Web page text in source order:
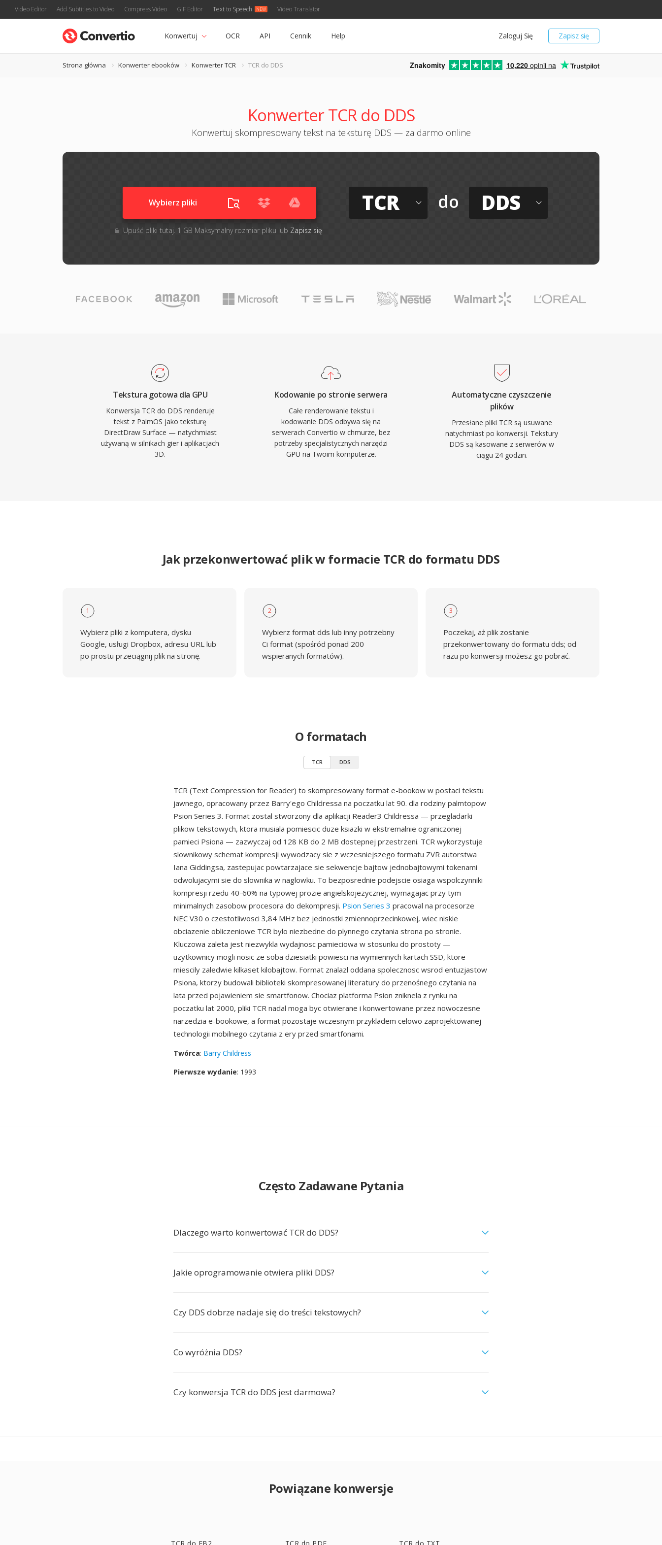
Video Editor Add Subtitles to Video Compress Video GIF Editor Text to Speech Video Translator
Zapisz się
Zaloguj Się
Konwertuj OCR API Cennik Help
Strona główna Konwerter ebooków Konwerter TCR TCR do DDS Znakomity 10,220 opinii na
Konwerter TCR do DDS
Konwertuj skompresowany tekst na teksturę DDS — za darmo online
Wybierz pliki
Upuść pliki tutaj. 1 GB Maksymalny rozmiar pliku lub Zapisz się
TCR do DDS
Tekstura gotowa dla GPU
Konwersja TCR do DDS renderuje
tekst z PalmOS jako teksturę
DirectDraw Surface — natychmiast
używaną w silnikach gier i aplikacjach
3D.
Kodowanie po stronie serwera
Całe renderowanie tekstu i
kodowanie DDS odbywa się na
serwerach Convertio w chmurze, bez
potrzeby specjalistycznych narzędzi
GPU na Twoim komputerze.
Automatyczne czyszczenie
plików
Przesłane pliki TCR są usuwane
natychmiast po konwersji. Tekstury
DDS są kasowane z serwerów w
ciągu 24 godzin.
Jak przekonwertować plik w formacie TCR do formatu DDS
1
Wybierz pliki z komputera, dysku
Google, usługi Dropbox, adresu URL lub
po prostu przeciągnij plik na stronę.
2
Wybierz format dds lub inny potrzebny
Ci format (spośród ponad 200
wspieranych formatów).
3
Poczekaj, aż plik zostanie
przekonwertowany do formatu dds; od
razu po konwersji możesz go pobrać.
O formatach
TCR DDS
TCR (Text Compression for Reader) to skompresowany format e-bookow w postaci tekstu
jawnego, opracowany przez Barry'ego Childressa na poczatku lat 90. dla rodziny palmtopow
Psion Series 3. Format zostal stworzony dla aplikacji Reader3 Childressa — przegladarki
plikow tekstowych, ktora musiala pomiescic duze ksiazki w ekstremalnie ograniczonej
pamieci Psiona — zazwyczaj od 128 KB do 2 MB dostepnej przestrzeni. TCR wykorzystuje
slownikowy schemat kompresji wywodzacy sie z wczesniejszego formatu ZVR autorstwa
Iana Giddingsa, zastepujac powtarzajace sie sekwencje bajtow jednobajtowymi tokenami
odwolujacymi sie do slownika w naglowku. To bezposrednie podejscie osiaga wspolczynniki
kompresji rzedu 40-60% na typowej prozie angielskojezycznej, wymagajac przy tym
minimalnych zasobow procesora do dekompresji. Psion Series 3 pracowal na procesorze
NEC V30 o czestotliwosci 3,84 MHz bez jednostki zmiennoprzecinkowej, wiec niskie
obciazenie obliczeniowe TCR bylo niezbedne do plynnego czytania strona po stronie.
Kluczowa zaleta jest niezwykla wydajnosc pamieciowa w stosunku do prostoty —
uzytkownicy mogli nosic ze soba dziesiatki powiesci na wymiennych kartach SSD, ktore
miescily zaledwie kilkaset kilobajtow. Format znalazl oddana spolecznosc wsrod entuzjastow
Psiona, ktorzy budowali biblioteki skompresowanej literatury do przenośnego czytania na
lata przed pojawieniem sie smartfonow. Chociaz platforma Psion zniknela z rynku na
poczatku lat 2000, pliki TCR nadal moga byc otwierane i konwertowane przez nowoczesne
narzedzia e-bookowe, a format pozostaje wczesnym przykladem celowo zaprojektowanej
technologii mobilnego czytania z ery przed smartfonami.
Twórca: Barry Childress
Pierwsze wydanie: 1993
Często Zadawane Pytania
Dlaczego warto konwertować TCR do DDS?
Jakie oprogramowanie otwiera pliki DDS?
Czy DDS dobrze nadaje się do treści tekstowych?
Co wyróżnia DDS?
Czy konwersja TCR do DDS jest darmowa?
Powiązane konwersje